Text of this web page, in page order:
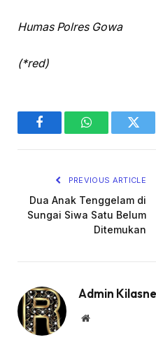
Humas Polres Gowa
(*red)
FacebookWhatsApp
PREVIOUS ARTICLE
Dua Anak Tenggelam di
Sungai Siwa Satu Belum
Ditemukan
Admin
Website